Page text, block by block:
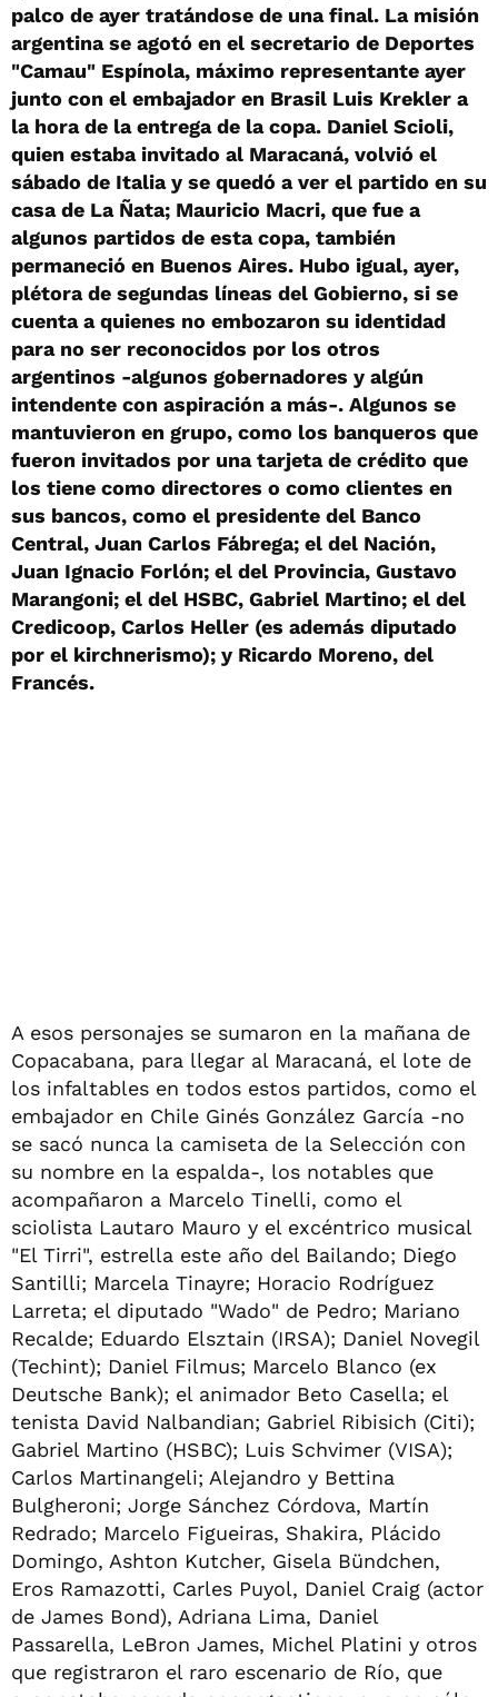
palco de ayer tratándose de una final. La misión
argentina se agotó en el secretario de Deportes
"Camau" Espínola, máximo representante ayer
junto con el embajador en Brasil Luis Krekler a
la hora de la entrega de la copa. Daniel Scioli,
quien estaba invitado al Maracaná, volvió el
sábado de Italia y se quedó a ver el partido en su
casa de La Ñata; Mauricio Macri, que fue a
algunos partidos de esta copa, también
permaneció en Buenos Aires. Hubo igual, ayer,
plétora de segundas líneas del Gobierno, si se
cuenta a quienes no embozaron su identidad
para no ser reconocidos por los otros
argentinos -algunos gobernadores y algún
intendente con aspiración a más-. Algunos se
mantuvieron en grupo, como los banqueros que
fueron invitados por una tarjeta de crédito que
los tiene como directores o como clientes en
sus bancos, como el presidente del Banco
Central, Juan Carlos Fábrega; el del Nación,
Juan Ignacio Forlón; el del Provincia, Gustavo
Marangoni; el del HSBC, Gabriel Martino; el del
Credicoop, Carlos Heller (es además diputado
por el kirchnerismo); y Ricardo Moreno, del
Francés.
A esos personajes se sumaron en la mañana de
Copacabana, para llegar al Maracaná, el lote de
los infaltables en todos estos partidos, como el
embajador en Chile Ginés González García -no
se sacó nunca la camiseta de la Selección con
su nombre en la espalda-, los notables que
acompañaron a Marcelo Tinelli, como el
sciolista Lautaro Mauro y el excéntrico musical
"El Tirri", estrella este año del Bailando; Diego
Santilli; Marcela Tinayre; Horacio Rodríguez
Larreta; el diputado "Wado" de Pedro; Mariano
Recalde; Eduardo Elsztain (IRSA); Daniel Novegil
(Techint); Daniel Filmus; Marcelo Blanco (ex
Deutsche Bank); el animador Beto Casella; el
tenista David Nalbandian; Gabriel Ribisich (Citi);
Gabriel Martino (HSBC); Luis Schvimer (VISA);
Carlos Martinangeli; Alejandro y Bettina
Bulgheroni; Jorge Sánchez Córdova, Martín
Redrado; Marcelo Figueiras, Shakira, Plácido
Domingo, Ashton Kutcher, Gisela Bündchen,
Eros Ramazotti, Carles Puyol, Daniel Craig (actor
de James Bond), Adriana Lima, Daniel
Passarella, LeBron James, Michel Platini y otros
que registraron el raro escenario de Río, que